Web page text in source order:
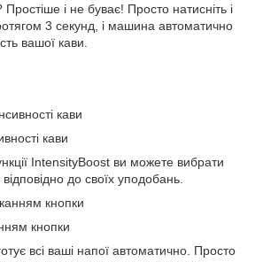
Простіше і не буває! Просто натисніть і
3 секунд, і машина автоматично
вашої кави.
кави
IntensityBoost ви можете вибрати
до своїх уподобань.
кнопки
всі ваші напої автоматично. Просто